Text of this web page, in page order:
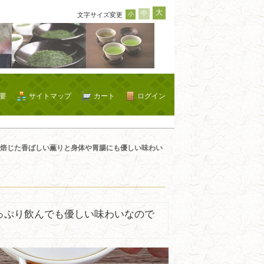
文字サイズ変更 小 中 大
ログイン
カート
サイトマップ
じた香ばしい薫りと身体や胃腸にも優しい味わい
り飲んでも優しい味わいなので